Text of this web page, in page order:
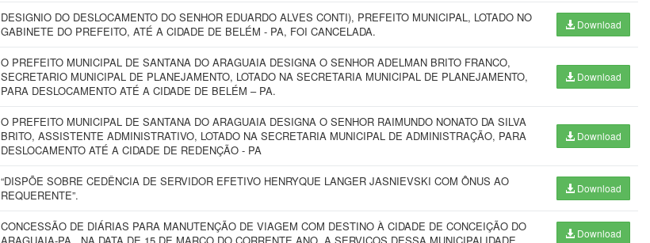
DESIGNIO DO DESLOCAMENTO DO SENHOR EDUARDO ALVES CONTI), PREFEITO MUNICIPAL, LOTADO NO
GABINETE DO PREFEITO, ATÉ A CIDADE DE BELÉM - PA, FOI CANCELADA.
Download
O PREFEITO MUNICIPAL DE SANTANA DO ARAGUAIA DESIGNA O SENHOR ADELMAN BRITO FRANCO,
SECRETARIO MUNICIPAL DE PLANEJAMENTO, LOTADO NA SECRETARIA MUNICIPAL DE PLANEJAMENTO,
PARA DESLOCAMENTO ATÉ A CIDADE DE BELÉM – PA.
Download
O PREFEITO MUNICIPAL DE SANTANA DO ARAGUAIA DESIGNA O SENHOR RAIMUNDO NONATO DA SILVA
BRITO, ASSISTENTE ADMINISTRATIVO, LOTADO NA SECRETARIA MUNICIPAL DE ADMINISTRAÇÃO, PARA
DESLOCAMENTO ATÉ A CIDADE DE REDENÇÃO - PA
Download
“DISPÕE SOBRE CEDÊNCIA DE SERVIDOR EFETIVO HENRYQUE LANGER JASNIEVSKI COM ÔNUS AO
REQUERENTE”.
Download
CONCESSÃO DE DIÁRIAS PARA MANUTENÇÃO DE VIAGEM COM DESTINO À CIDADE DE CONCEIÇÃO DO
Download